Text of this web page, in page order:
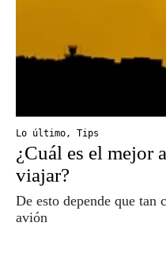
Lo último, Tips
¿Cuál es el mejor
viajar?
De esto depende que tan
avión